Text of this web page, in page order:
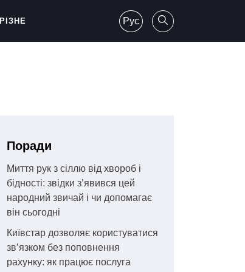
РІЗНЕ Рус
Поради
Миття рук з сіллю від хвороб і
бідності: звідки з’явився цей
народний звичай і чи допомагає
він сьогодні
Київстар дозволяє користуватися
зв’язком без поповнення
рахунку: як працює послуга